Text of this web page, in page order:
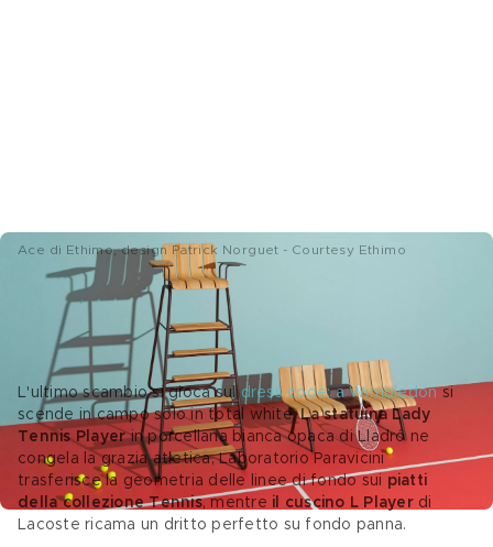
Ace di Ethimo, design Patrick Norguet - Courtesy Ethimo
Wimbledon: il dress code dell'eleganza
domestica
L'ultimo scambio si gioca sul dress code: a Wimbledon si
scende in campo solo in total white. La statuina Lady
Tennis Player in porcellana bianca opaca di Lladró ne
congela la grazia atletica, Laboratorio Paravicini
trasferisce la geometria delle linee di fondo sui piatti
della collezione Tennis, mentre il cuscino L Player di
Lacoste ricama un dritto perfetto su fondo panna.